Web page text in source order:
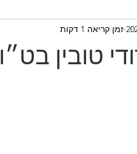
טובין
זמן קריאה 1 דקות